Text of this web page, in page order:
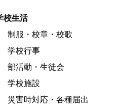
校生活
制服・校章・校歌
学校行事
部活動・生徒会
学校施設
災害時対応・各種届出